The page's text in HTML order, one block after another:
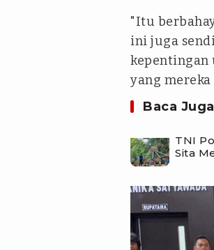
"Itu
ini juga
kepentingan
yang
Baca Juga
TNI
Sita